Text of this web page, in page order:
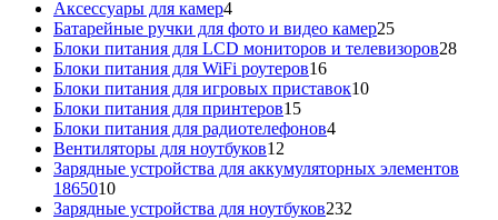
Аксессуары для камер44
товара
Батарейные ручки для фото и видео камер2525
товаров
Блоки питания для LCD мониторов и телевизоров2828
Блоки питания для WiFi роутеров1616
товаров
Блоки питания для игровых приставок1010
Блоки питания для принтеров1515
товаров
Блоки питания для радиотелефонов44
Вентиляторы для ноутбуков12
товаров
Зарядные устройства для аккумуляторных элементов
186501010
товаров
Зарядные устройства для ноутбуков232